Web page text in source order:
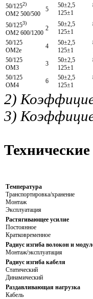
50/1252)
OM2 500/500
5
50±2,5
125±1
50/1253)
OM2 600/1200
2
50±2,5
125±1
50/125
OM2e
4
50±2,5
125±1
50/125
OM3
3
50±2,5
125±1
50/125
OM4
6
50±2,5
125±1
2)
3)
Температура
Транспортировка/хранение
Монтаж
Эксплуатация
Растягивающее усилие
Постоянное
Кратковременное
Радиус изгиба волокон и
Монтаж/эксплуатация
Радиус изгиба кабеля
Статический
Динамический
Раздавливающая нагрузка
Кабель